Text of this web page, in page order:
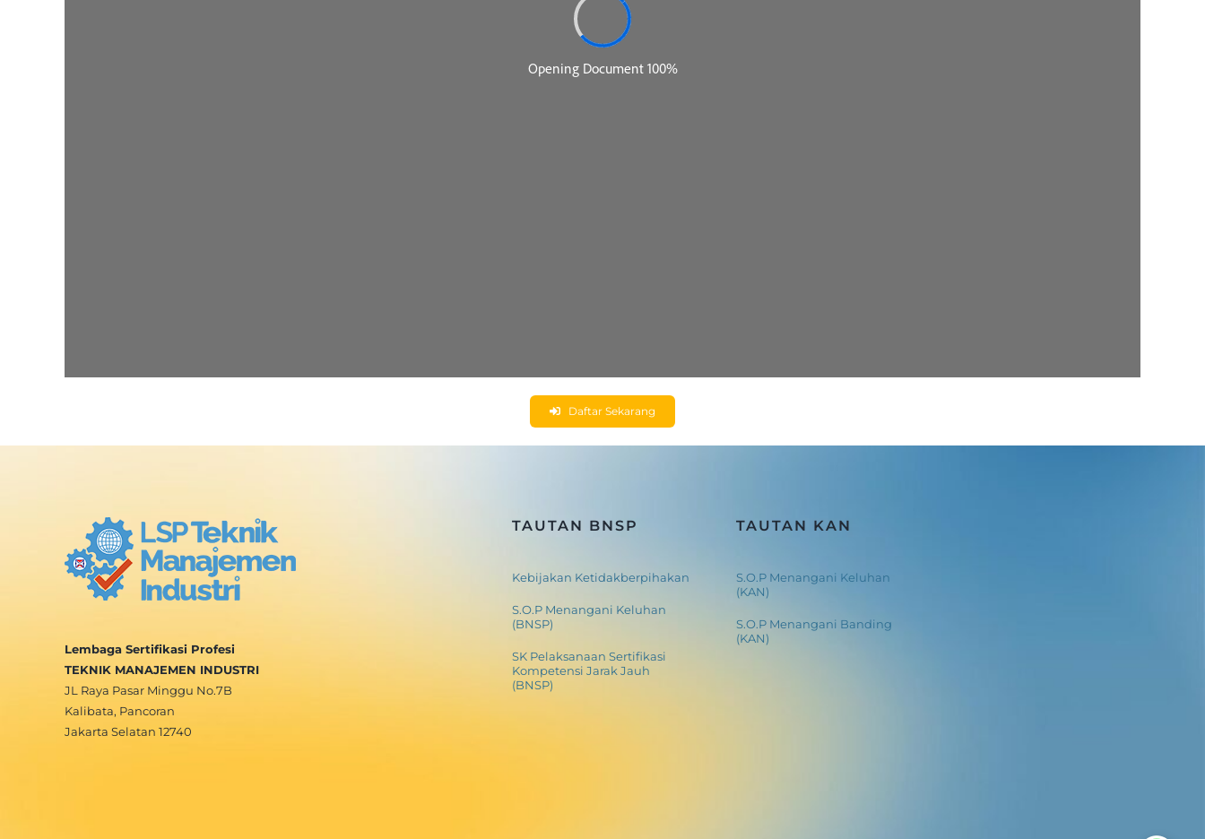
Daftar Sekarang
Lembaga Sertifikasi Profesi
TEKNIK MANAJEMEN INDUSTRI
JL Raya Pasar Minggu No.7B
Kalibata, Pancoran
Jakarta Selatan 12740
TAUTAN BNSP
Kebijakan Ketidakberpihakan
S.O.P Menangani Keluhan
(BNSP)
SK Pelaksanaan Sertifikasi
Kompetensi Jarak Jauh
(BNSP)
TAUTAN KAN
S.O.P Menangani Keluhan
(KAN)
S.O.P Menangani Banding
(KAN)